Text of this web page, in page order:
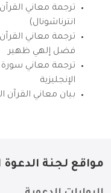
ترجمة معاني
انترناشونال)
ترجمة معاني القرآن
فضل إلهي ظهير
ترجمة معاني سورة
الإنجليزية
بيان معاني القرآن
مواقع لجنة الدعوة